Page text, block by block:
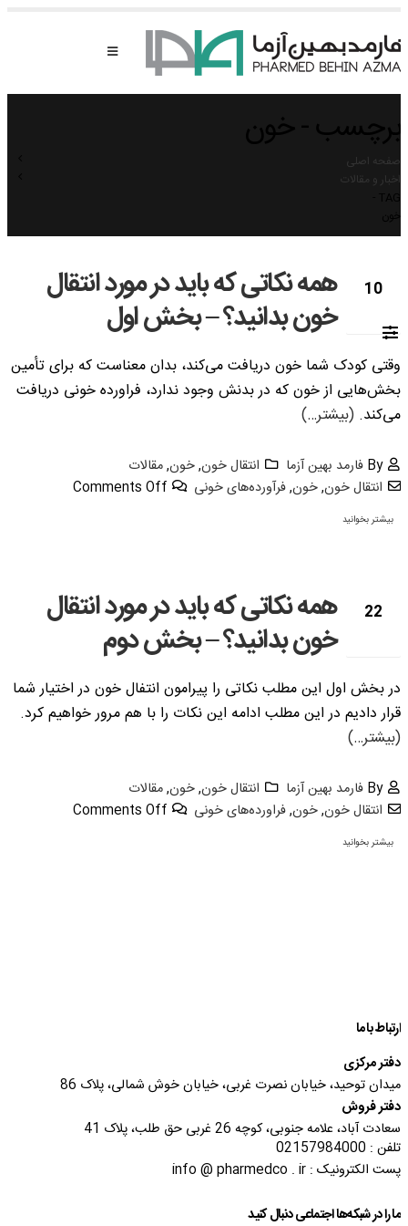
صفحه اصلی
اخبار و مقالات
10
اکتبر
همه نکاتی که باید در مورد انتقال
خون بدانید؟ – بخش اول
وقتی کودک شما خون دریافت می‌کند، بدان معناست که برای تأمین
بخش‌­هایی از خون که در بدنش وجود ندارد، فراورده خونی دریافت
می­‌کند. (بیشتر…)
By فارمد بهین آزما انتقال خون,خون,مقالات
انتقال خون,خون,فرآورده‌های خونی Comments Off
بیشتر بخوانید
22 همه نکاتی که باید در مورد انتقال
خون بدانید؟ – بخش دوم
در بخش اول این مطلب نکاتی را پیرامون انتفال خون در اختیار شما
قرار دادیم در این مطلب ادامه این نکات را با هم مرور خواهیم کرد.
(بیشتر…)
By فارمد بهین آزما انتقال خون,خون,مقالات
انتقال خون,خون,فراورده‌های خونی Comments Off
بیشتر بخوانید
ارتباط با ما
دفتر مرکزی
میدان توحید، خیابان نصرت غربی، خیابان خوش شمالی، پلاک 86
دفتر فروش
سعادت آباد، علامه جنوبی، کوچه 26 غربی حق طلب، پلاک 41
تلفن : 02157984000
پست الکترونیک : info @ pharmedco . ir
ما را در شبکه‌ها اجتماعی دنبال کنید